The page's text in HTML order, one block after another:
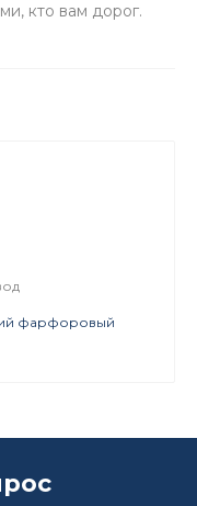
кто вам дорог.
фарфоровый